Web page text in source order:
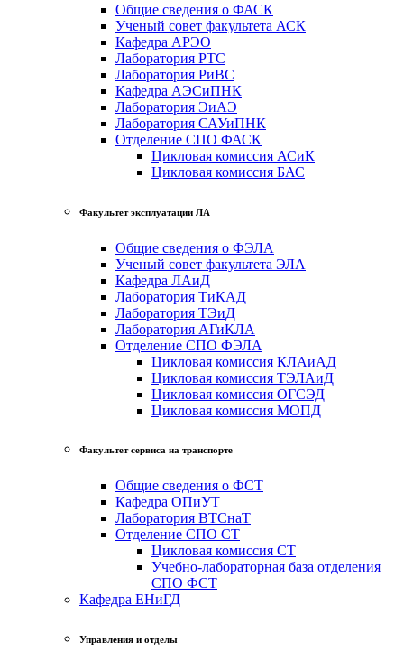
Общие сведения о ФАСК
Ученый совет факультета АСК
Кафедра АРЭО
Лаборатория РТС
Лаборатория РиВС
Кафедра АЭСиПНК
Лаборатория ЭиАЭ
Лаборатория САУиПНК
Отделение СПО ФАСК
Цикловая комиссия АСиК
Цикловая комиссия БАС
Факультет эксплуатации ЛА
Общие сведения о ФЭЛА
Ученый совет факультета ЭЛА
Кафедра ЛАиД
Лаборатория ТиКАД
Лаборатория ТЭиД
Лаборатория АГиКЛА
Отделение СПО ФЭЛА
Цикловая комиссия КЛАиАД
Цикловая комиссия ТЭЛАиД
Цикловая комиссия ОГСЭД
Цикловая комиссия МОПД
Факультет сервиса на транспорте
Общие сведения о ФСТ
Кафедра ОПиУТ
Лаборатория ВТСнаТ
Отделение СПО СТ
Цикловая комиссия СТ
Учебно-лабораторная база отделения
СПО ФСТ
Кафедра ЕНиГД
Управления и отделы